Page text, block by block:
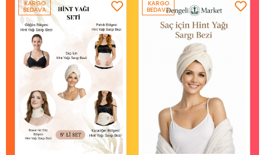
KARGO
BEDAVA
KARGO
BEDAVA